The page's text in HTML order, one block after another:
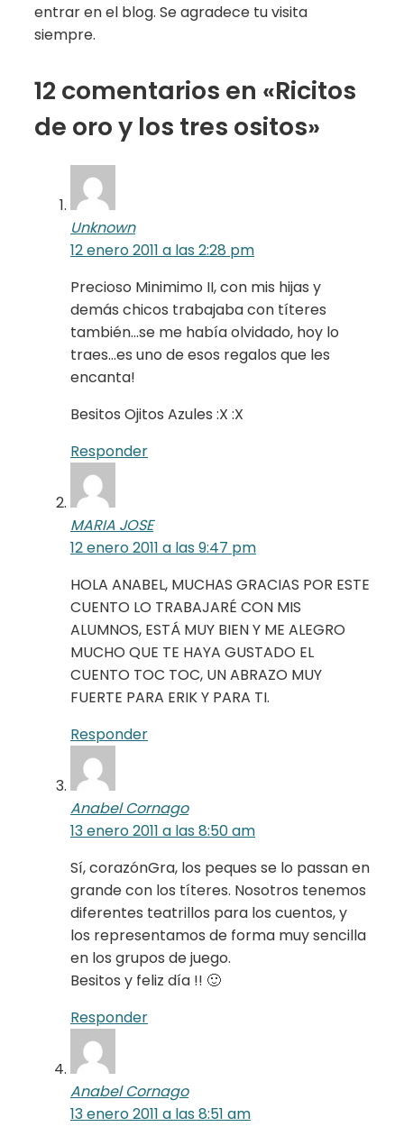
entrar en el blog. Se agradece tu visita
siempre.
12 comentarios en «Ricitos
de oro y los tres ositos»
Unknown
12 enero 2011 a las 2:28 pm
Precioso Minimimo II, con mis hijas y
demás chicos trabajaba con títeres
también…se me había olvidado, hoy lo
traes…es uno de esos regalos que les
encanta!
Besitos Ojitos Azules :X :X
Responder
MARIA JOSE
12 enero 2011 a las 9:47 pm
HOLA ANABEL, MUCHAS GRACIAS POR ESTE
CUENTO LO TRABAJARÉ CON MIS
ALUMNOS, ESTÁ MUY BIEN Y ME ALEGRO
MUCHO QUE TE HAYA GUSTADO EL
CUENTO TOC TOC, UN ABRAZO MUY
FUERTE PARA ERIK Y PARA TI.
Responder
Anabel Cornago
13 enero 2011 a las 8:50 am
Sí, corazónGra, los peques se lo passan en
grande con los títeres. Nosotros tenemos
diferentes teatrillos para los cuentos, y
los representamos de forma muy sencilla
en los grupos de juego.
Besitos y feliz día !! 🙂
Responder
Anabel Cornago
13 enero 2011 a las 8:51 am